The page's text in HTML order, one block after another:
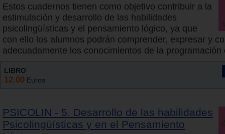
Estos cuadernos tienen como objetivo contribuir a la
estimulación y desarrollo de las habilidades
psicolingüísticas y el pensamiento lógico, ya que
con ello los alumnos podrán comprender, expresar y
adecuadamente los conocimientos de la programación
LIBRO
12.00 Euros
PSICOLIN - 5. Desarrollo de las habilidades
Psicolingüísticas y en el Pensamiento